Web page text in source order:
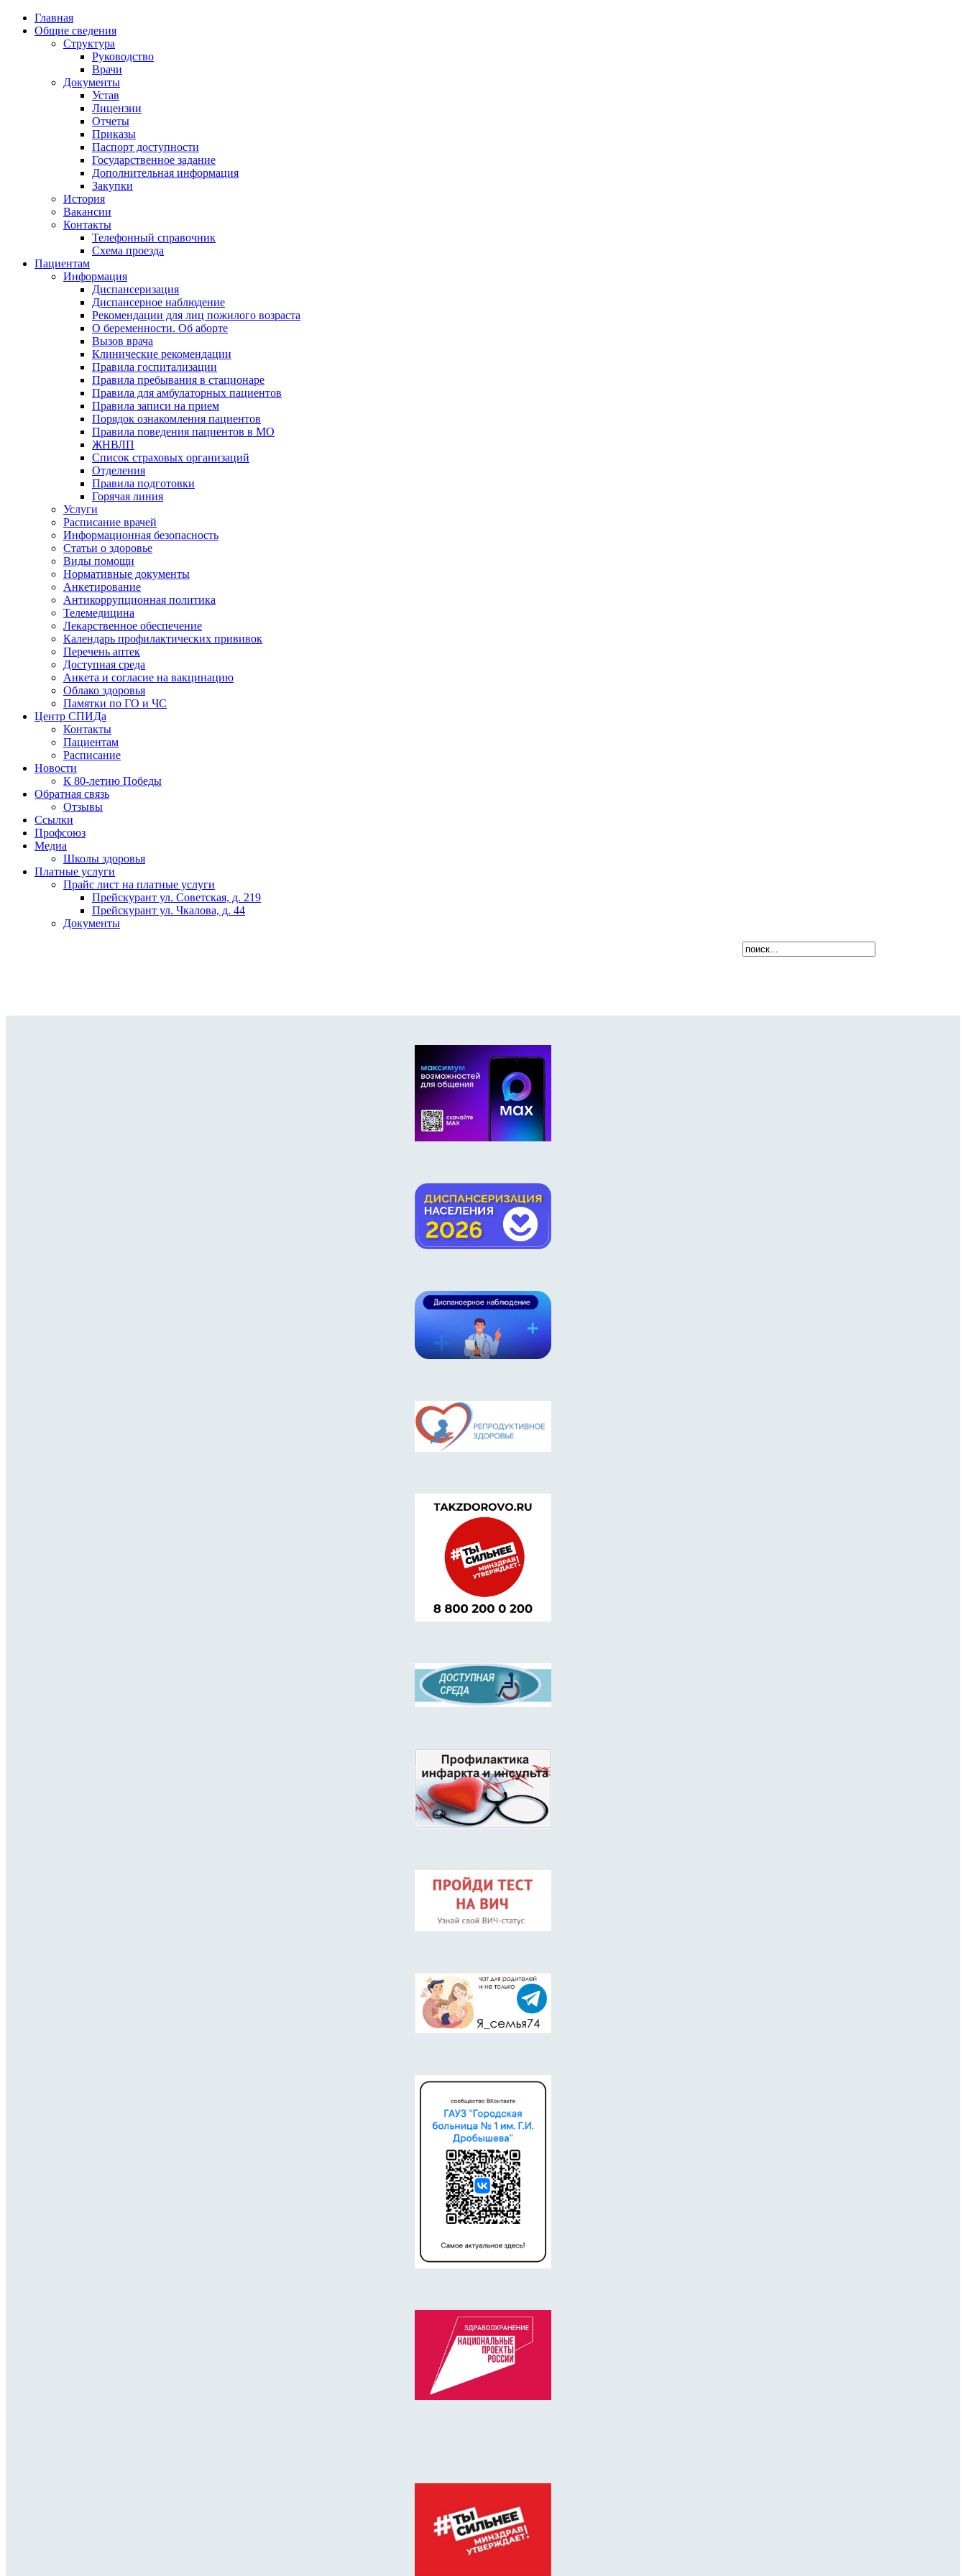
Главная
Общие сведения
Структура
Руководство
Врачи
Документы
Устав
Лицензии
Отчеты
Приказы
Паспорт доступности
Государственное задание
Дополнительная информация
Закупки
История
Вакансии
Контакты
Телефонный справочник
Схема проезда
Пациентам
Информация
Диспансеризация
Диспансерное наблюдение
Рекомендации для лиц пожилого возраста
О беременности. Об аборте
Вызов врача
Клинические рекомендации
Правила госпитализации
Правила пребывания в стационаре
Правила для амбулаторных пациентов
Правила записи на прием
Порядок ознакомления пациентов
Правила поведения пациентов в МО
ЖНВЛП
Список страховых организаций
Отделения
Правила подготовки
Горячая линия
Услуги
Расписание врачей
Информационная безопасность
Статьи о здоровье
Виды помощи
Нормативные документы
Анкетирование
Антикоррупционная политика
Телемедицина
Лекарственное обеспечение
Календарь профилактических прививок
Перечень аптек
Доступная среда
Анкета и согласие на вакцинацию
Облако здоровья
Памятки по ГО и ЧС
Центр СПИДа
Контакты
Пациентам
Расписание
Новости
К 80-летию Победы
Обратная связь
Отзывы
Ссылки
Профсоюз
Медиа
Школы здоровья
Платные услуги
Прайс лист на платные услуги
Прейскурант ул. Советская, д. 219
Прейскурант ул. Чкалова, д. 44
Документы